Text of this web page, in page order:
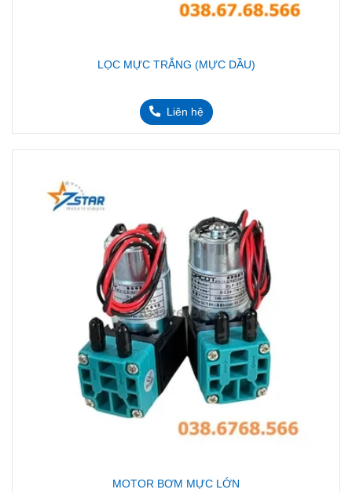
LỌC MỰC TRẮNG (MỰC DẦU)
Liên hệ
MOTOR BƠM MỰC LỚN